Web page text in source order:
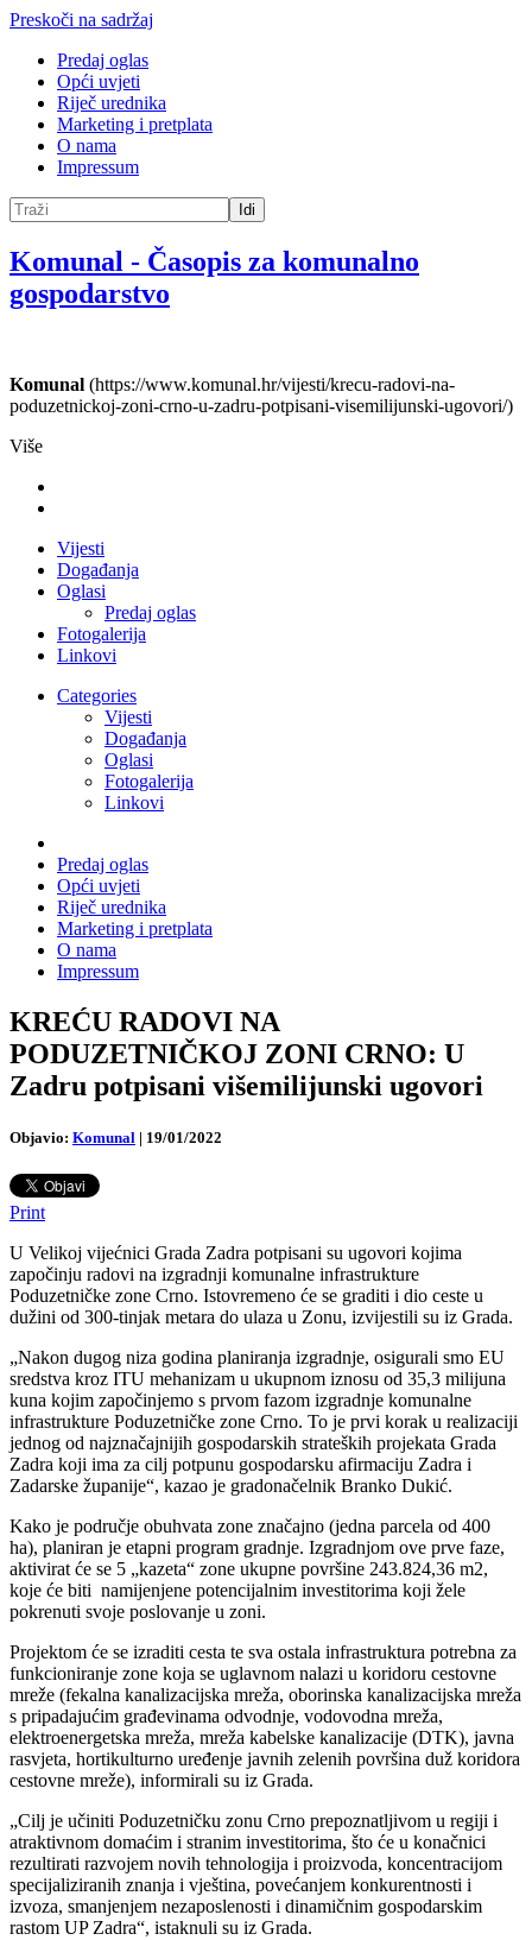
Preskoči na sadržaj
Predaj oglas
Opći uvjeti
Riječ urednika
Marketing i pretplata
O nama
Impressum
Idi
Komunal - Časopis za komunalno
gospodarstvo
Komunal (https://www.komunal.hr/vijesti/krecu-radovi-na-
poduzetnickoj-zoni-crno-u-zadru-potpisani-visemilijunski-ugovori/)
Više
Vijesti
Događanja
Oglasi
Predaj oglas
Fotogalerija
Linkovi
Categories
Vijesti
Događanja
Oglasi
Fotogalerija
Linkovi
Predaj oglas
Opći uvjeti
Riječ urednika
Marketing i pretplata
O nama
Impressum
KREĆU RADOVI NA
PODUZETNIČKOJ ZONI CRNO: U
Zadru potpisani višemilijunski ugovori
Objavio: Komunal | 19/01/2022
Print
U Velikoj vijećnici Grada Zadra potpisani su ugovori kojima
započinju radovi na izgradnji komunalne infrastrukture
Poduzetničke zone Crno. Istovremeno će se graditi i dio ceste u
dužini od 300-tinjak metara do ulaza u Zonu, izvijestili su iz Grada.
„Nakon dugog niza godina planiranja izgradnje, osigurali smo EU
sredstva kroz ITU mehanizam u ukupnom iznosu od 35,3 milijuna
kuna kojim započinjemo s prvom fazom izgradnje komunalne
infrastrukture Poduzetničke zone Crno. To je prvi korak u realizaciji
jednog od najznačajnijih gospodarskih strateških projekata Grada
Zadra koji ima za cilj potpunu gospodarsku afirmaciju Zadra i
Zadarske županije“, kazao je gradonačelnik Branko Dukić.
Kako je područje obuhvata zone značajno (jedna parcela od 400
ha), planiran je etapni program gradnje. Izgradnjom ove prve faze,
aktivirat će se 5 „kazeta“ zone ukupne površine 243.824,36 m2,
koje će biti namijenjene potencijalnim investitorima koji žele
pokrenuti svoje poslovanje u zoni.
Projektom će se izraditi cesta te sva ostala infrastruktura potrebna za
funkcioniranje zone koja se uglavnom nalazi u koridoru cestovne
mreže (fekalna kanalizacijska mreža, oborinska kanalizacijska mreža
s pripadajućim građevinama odvodnje, vodovodna mreža,
elektroenergetska mreža, mreža kabelske kanalizacije (DTK), javna
rasvjeta, hortikulturno uređenje javnih zelenih površina duž koridora
cestovne mreže), informirali su iz Grada.
„Cilj je učiniti Poduzetničku zonu Crno prepoznatljivom u regiji i
atraktivnom domaćim i stranim investitorima, što će u konačnici
rezultirati razvojem novih tehnologija i proizvoda, koncentracijom
specijaliziranih znanja i vještina, povećanjem konkurentnosti i
izvoza, smanjenjem nezaposlenosti i dinamičnim gospodarskim
rastom UP Zadra“, istaknuli su iz Grada.